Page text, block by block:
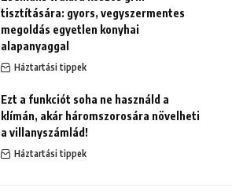
tisztítására: gyors, vegyszermentes
megoldás egyetlen konyhai
alapanyaggal
Háztartási tippek
Ezt a funkciót soha ne használd a
klímán, akár háromszorosára növelheti
a villanyszámlád!
Háztartási tippek